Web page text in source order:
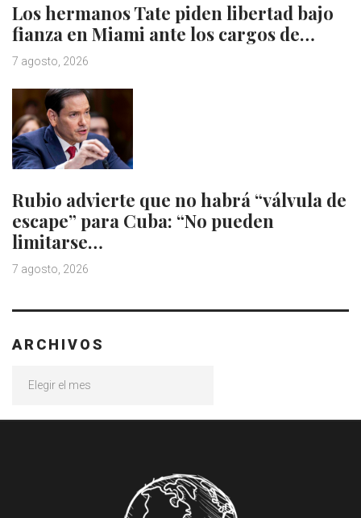
Los hermanos Tate piden libertad bajo
fianza en Miami ante los cargos de…
7 agosto, 2026
Rubio advierte que no habrá “válvula de
escape” para Cuba: “No pueden
limitarse…
7 agosto, 2026
ARCHIVOS